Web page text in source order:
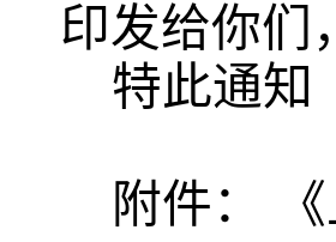
印发给你们
特此通知
附件：